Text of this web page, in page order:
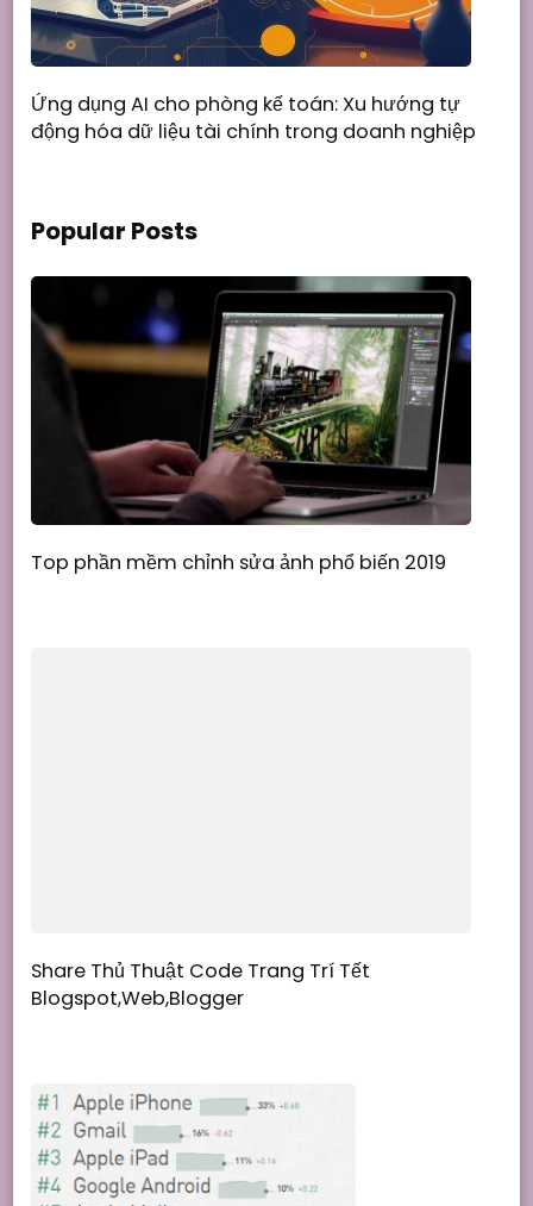
Ứng dụng AI cho phòng kế toán: Xu hướng tự
động hóa dữ liệu tài chính trong doanh nghiệp
Popular Posts
Top phần mềm chỉnh sửa ảnh phổ biến 2019
Share Thủ Thuật Code Trang Trí Tết
Blogspot,Web,Blogger